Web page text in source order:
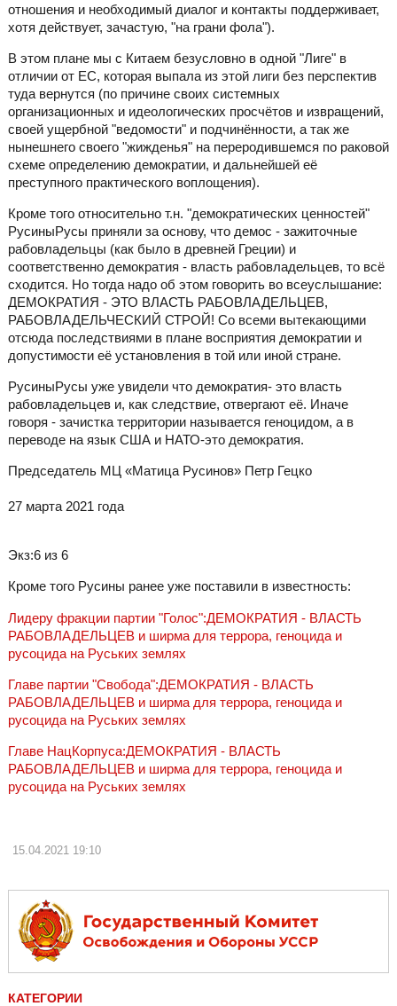
отношения и необходимый диалог и контакты поддерживает,
хотя действует, зачастую, "на грани фола").
В этом плане мы с Китаем безусловно в одной "Лиге" в
отличии от ЕС, которая выпала из этой лиги без перспектив
туда вернутся (по причине своих системных
организационных и идеологических просчётов и извращений,
своей ущербной "ведомости" и подчинённости, а так же
нынешнего своего "жижденья" на переродившемся по раковой
схеме определению демократии, и дальнейшей её
преступного практического воплощения).
Кроме того относительно т.н. "демократических ценностей"
РусиныРусы приняли за основу, что демос - зажиточные
рабовладельцы (как было в древней Греции) и
соответственно демократия - власть рабовладельцев, то всё
сходится. Но тогда надо об этом говорить во всеуслышание:
ДЕМОКРАТИЯ - ЭТО ВЛАСТЬ РАБОВЛАДЕЛЬЦЕВ,
РАБОВЛАДЕЛЬЧЕСКИЙ СТРОЙ! Со всеми вытекающими
отсюда последствиями в плане восприятия демократии и
допустимости её установления в той или иной стране.
РусиныРусы уже увидели что демократия- это власть
рабовладельцев и, как следствие, отвергают её. Иначе
говоря - зачистка территории называется геноцидом, а в
переводе на язык США и НАТО-это демократия.
Председатель МЦ «Матица Русинов» Петр Гецко
27 марта 2021 года
Экз:6 из 6
Кроме того Русины ранее уже поставили в известность:
Лидеру фракции партии "Голос":ДЕМОКРАТИЯ - ВЛАСТЬ
РАБОВЛАДЕЛЬЦЕВ и ширма для террора, геноцида и
русоцида на Руських землях
Главе партии "Свобода":ДЕМОКРАТИЯ - ВЛАСТЬ
РАБОВЛАДЕЛЬЦЕВ и ширма для террора, геноцида и
русоцида на Руських землях
Главе НацКорпуса:ДЕМОКРАТИЯ - ВЛАСТЬ
РАБОВЛАДЕЛЬЦЕВ и ширма для террора, геноцида и
русоцида на Руських землях
15.04.2021 19:10
КАТЕГОРИИ